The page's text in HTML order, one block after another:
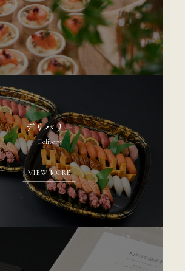
デリバリー
Delivery
VIEW MORE